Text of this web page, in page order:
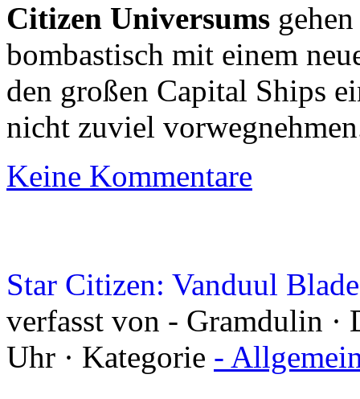
Citizen Universums
bombastisch mit einem
den großen Capital Ships
nicht zuviel
Keine Kommentare
Star Citizen: Vanduul Blade
verfasst von - Gramdulin ·
Uhr · Kategorie -